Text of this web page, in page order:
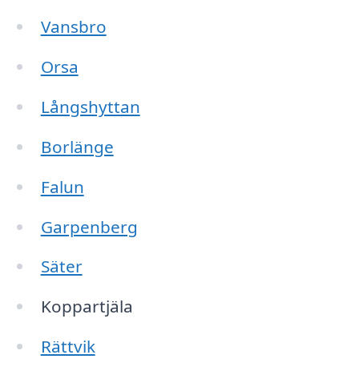
Vansbro
Orsa
Långshyttan
Borlänge
Falun
Garpenberg
Säter
Koppartjäla
Rättvik